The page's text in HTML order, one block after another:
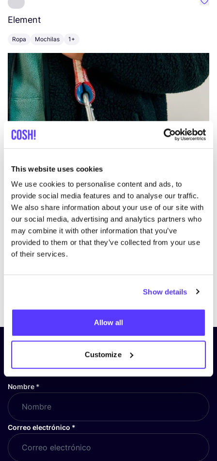
This website uses cookies
We use cookies to personalise content and ads, to
provide social media features and to analyse our traffic.
We also share information about your use of our site with
our social media, advertising and analytics partners who
may combine it with other information that you’ve
provided to them or that they’ve collected from your use
of their services.
Show details
Allow all
Customize
Element
Ropa Mochilas 1+
PreviousNext
¡Suscríbete a nuestro boletín
y mantente informado!
Nombre *
Correo electrónico *